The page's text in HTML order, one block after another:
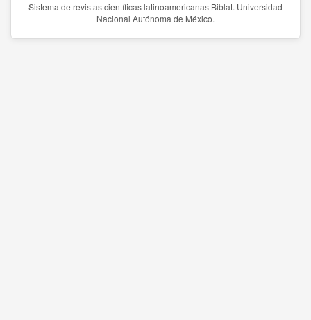
Sistema de revistas científicas latinoamericanas Biblat. Universidad
Nacional Autónoma de México.